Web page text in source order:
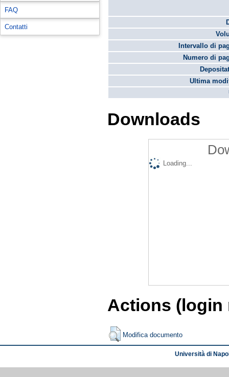
FAQ
Contatti
Intervallo di
Numero di
Ultima
Downloads
Loading...
Actions (login
Modifica documento
Università di